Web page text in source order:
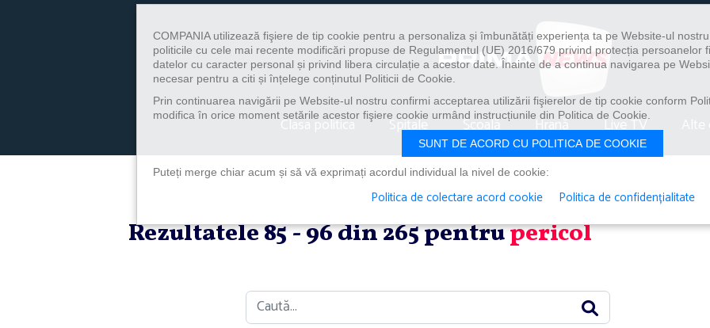
Clasa politica Spitale Școală Hrană Live TV
Rezultatele 85 - 96 din 265 pentrupericol
Caută
COMPANIA utilizează fişiere de tip cookie pentru a personaliza și îmbunătăți experiența ta pe Website-ul
politicile cu cele mai recente modificări propuse de Regulamentul (UE) 2016/679 privind protecția persoanelor
datelor cu caracter personal și privind libera circulație a acestor date. Înainte de a continua navigarea pe
necesar pentru a citi și înțelege conținutul Politicii de Cookie.
Prin continuarea navigării pe Website-ul nostru confirmi acceptarea utilizării fişierelor de tip cookie conform
modifica în orice moment setările acestor fişiere cookie urmând instrucțiunile din Politica de Cookie.
SUNT DE ACORD CU POLITICA DE COOKIE
Puteți merge chiar acum și să vă exprimați acordul individual la nivel de cookie:
Politica de colectare acord cookie Politica de confidențialitate